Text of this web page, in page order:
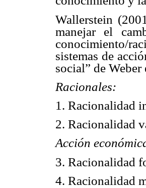
Wallerstein
manejar el
conocimiento/
sistemas de
social” de
Racionales:
1. Racionalidad
2. Racionalidad
Acción
3. Racionalidad
4. Racionalidad